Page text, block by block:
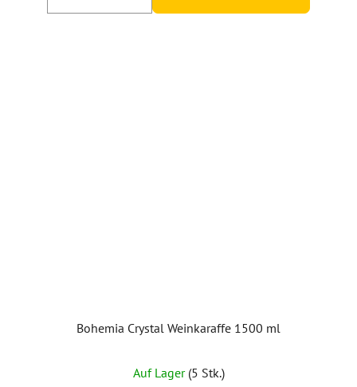
Bohemia Crystal Weinkaraffe 1500 ml
Auf Lager (5 Stk.)